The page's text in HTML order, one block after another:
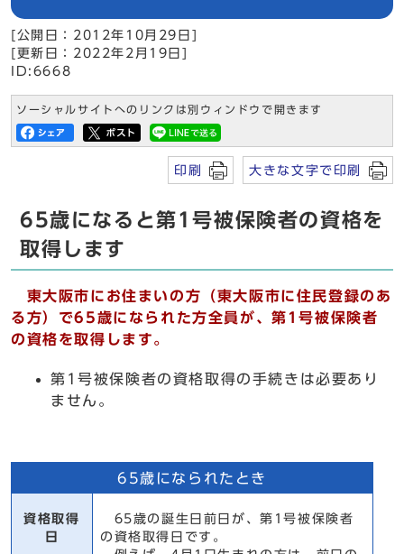
[公開日：2012年10月29日]
[更新日：2022年2月19日]
ID:6668
ソーシャルサイトへのリンクは別ウィンドウで開きます
印刷 大きな文字で印刷
65歳になると第1号被保険者の資格を
取得します
東大阪市にお住まいの方（東大阪市に住民登録のあ
る方）で65歳になられた方全員が、第1号被保険者
の資格を取得します。
第1号被保険者の資格取得の手続きは必要あり
ません。
65歳になられたとき
資格取得
日
65歳の誕生日前日が、第1号被保険者
の資格取得日です。